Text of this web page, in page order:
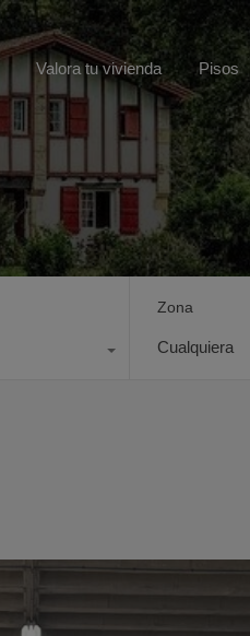
Valora tu vivienda Pisos
Zona
Cualquiera